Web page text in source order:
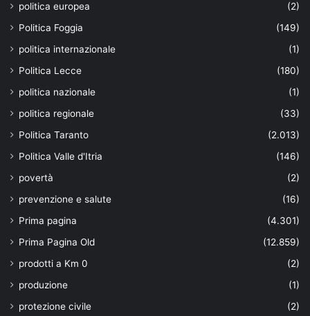
politica europea
(2)
Politica Foggia
(149)
politica internazionale
(1)
Politica Lecce
(180)
politica nazionale
(1)
politica regionale
(33)
Politica Taranto
(2.013)
Politica Valle d'Itria
(146)
povertà
(2)
prevenzione e salute
(16)
Prima pagina
(4.301)
Prima Pagina Old
(12.859)
prodotti a Km 0
(2)
produzione
(1)
protezione civile
(2)